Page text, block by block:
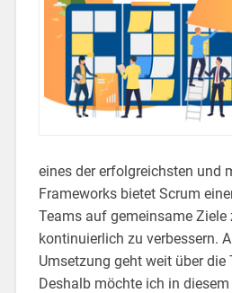
eines der erfolgreichsten und
Frameworks bietet Scrum
Teams auf gemeinsame Ziele
kontinuierlich zu verbessern.
Umsetzung geht weit über die
Deshalb möchte ich in